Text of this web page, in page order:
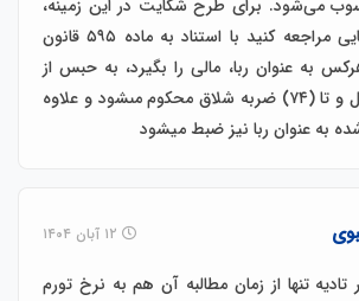
می‌شود. برای طرح شکایت در این زمینه،
باید به مراجع قضایی مراجعه کنید با استناد به ماده ۵۹۵ قانون
به عنوان ربا، مالى را بگیرد، به حبس از
شش ماه تا سه سال و تا (۷۴) ضربه شلاق محکوم مىشود و علاوه
به عنوان ربا نیز ضبط میشود
تنها از زمان مطالبه آن هم به نرخ تورم